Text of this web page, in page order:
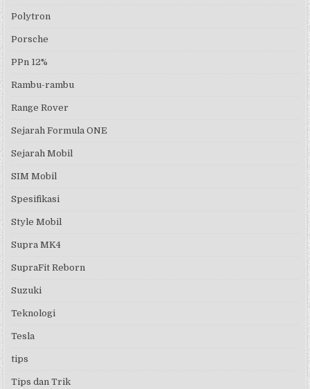
Polytron
Porsche
PPn 12%
Rambu-rambu
Range Rover
Sejarah Formula ONE
Sejarah Mobil
SIM Mobil
Spesifikasi
Style Mobil
Supra MK4
SupraFit Reborn
Suzuki
Teknologi
Tesla
tips
Tips dan Trik